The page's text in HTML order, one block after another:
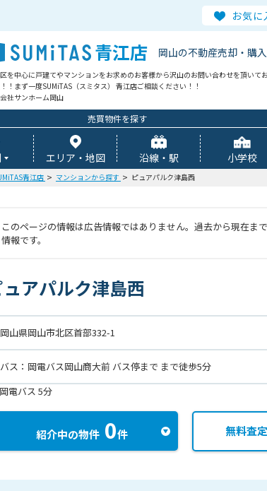
お気
青江店 岡山の不動産売却・購
を中心に戸建てやマンションをお求めのお客様から沢山のお問い合わせを頂い
！まず一度SUMiTAS（スミタス） 青江店ご相談ください！！
社サンホーム岡山
売買物件を探す
エリア・地図 沿線・駅 小学校
青江店 マンションから探す ピュアパルク津島西
このページの情報は広告情報ではありません。過去から現在ま
情報です。
ュアパルク津島西
岡山県岡山市北区首部332-1
バス：岡電バス岡山商大前 バス停まで まで徒歩5分
岡電バス 5分
紹介中の物件 0件 無料査